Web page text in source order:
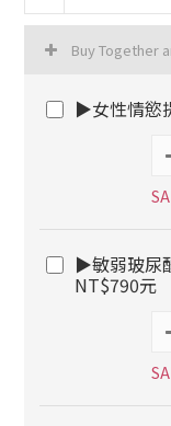
Buy Together
▶女性情慾
▶敏弱玻尿
NT$790元